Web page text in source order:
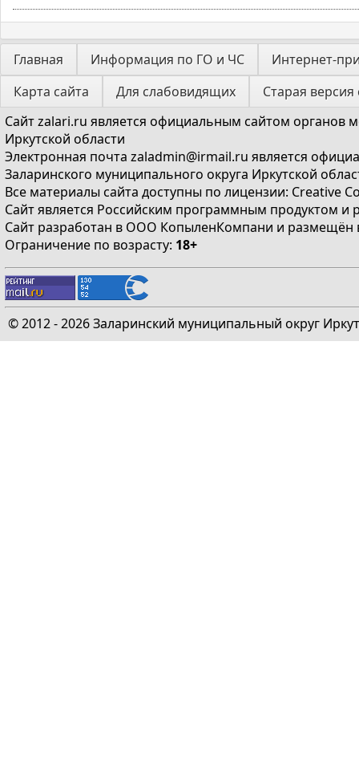
Главная Информация по ГО и ЧС
Интернет-
Карта сайта
Для слабовидящих
Старая версия
Сайтzalari.ru является официальным сайтом органов
Иркутской области
Электронная почта zaladmin@irmail.ru является
Заларинского муниципального округа Иркутской
Все материалы сайта доступны по лицензии: Creative
Сайт является Российским программным продуктом
Сайт разработан в ООО КопыленКомпани и размещён
Ограничение по возрасту: 18+
© 2012 - 2026 Заларинский муниципальный округ